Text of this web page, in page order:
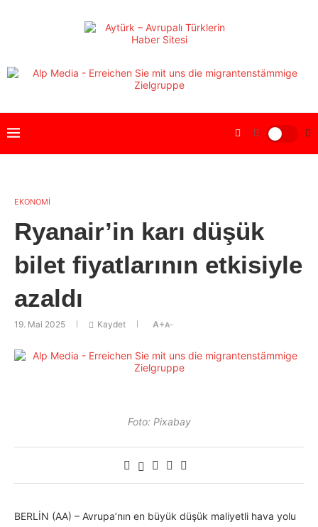
EKONOMİ
Ryanair’in karı düşük
bilet fiyatlarının etkisiyle
azaldı
19. Mai 2025 Kaydet A+A-
Foto: Pixabay
BERLİN (AA) – Avrupa’nın en büyük düşük maliyetli hava yolu